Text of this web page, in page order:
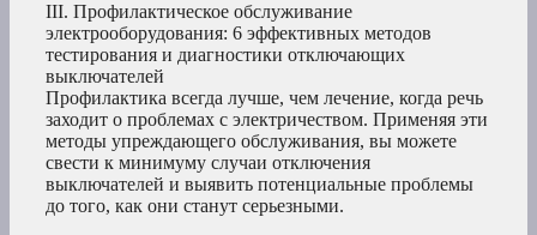
III. Профилактическое обслуживание
электрооборудования: 6 эффективных методов
тестирования и диагностики отключающих
выключателей
Профилактика всегда лучше, чем лечение, когда речь
заходит о проблемах с электричеством. Применяя эти
методы упреждающего обслуживания, вы можете
свести к минимуму случаи отключения
выключателей и выявить потенциальные проблемы
до того, как они станут серьезными.